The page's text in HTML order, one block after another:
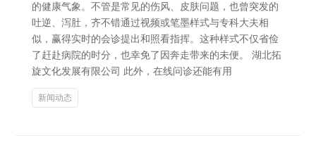
的健康气象。不管是常见的伤风、皮肤问题，也曾突发的
吐逆、泻肚，齐不错通过视频或笔墨样式与专科大夫相
似，赢得实时的会诊提出和照看指挥。这种样式不仅省俭
了赶赴病院的时分，也幸免了因奔走带来的未便。 湖北拓
旋文化发展有限公司 此外，在线问诊还能有用
新闻动态